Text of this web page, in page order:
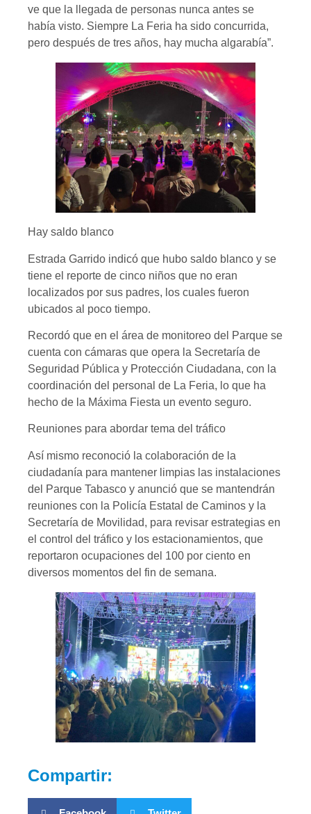
ve que la llegada de personas nunca antes se
había visto. Siempre La Feria ha sido concurrida,
pero después de tres años, hay mucha algarabía”.
Hay saldo blanco
Estrada Garrido indicó que hubo saldo blanco y se
tiene el reporte de cinco niños que no eran
localizados por sus padres, los cuales fueron
ubicados al poco tiempo.
Recordó que en el área de monitoreo del Parque se
cuenta con cámaras que opera la Secretaría de
Seguridad Pública y Protección Ciudadana, con la
coordinación del personal de La Feria, lo que ha
hecho de la Máxima Fiesta un evento seguro.
Reuniones para abordar tema del tráfico
Así mismo reconoció la colaboración de la
ciudadanía para mantener limpias las instalaciones
del Parque Tabasco y anunció que se mantendrán
reuniones con la Policía Estatal de Caminos y la
Secretaría de Movilidad, para revisar estrategias en
el control del tráfico y los estacionamientos, que
reportaron ocupaciones del 100 por ciento en
diversos momentos del fin de semana.
Compartir: